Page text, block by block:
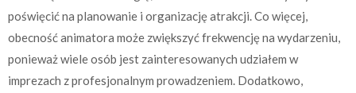
poświęcić na planowanie i organizację atrakcji. Co więcej,
obecność animatora może zwiększyć frekwencję na wydarzeniu,
ponieważ wiele osób jest zainteresowanych udziałem w
imprezach z profesjonalnym prowadzeniem. Dodatkowo,